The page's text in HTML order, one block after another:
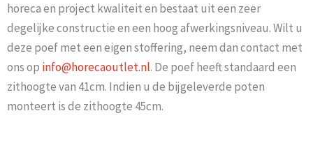
horeca en project kwaliteit en bestaat uit een zeer
degelijke constructie en een hoog afwerkingsniveau. Wilt u
deze poef met een eigen stoffering, neem dan contact met
ons op info@horecaoutlet.nl. De poef heeft standaard een
zithoogte van 41cm. Indien u de bijgeleverde poten
monteert is de zithoogte 45cm.